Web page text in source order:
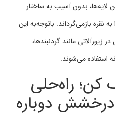
لایه‌ها، بدون آسیب به ساختار
نقره بازمی‌گرداند. باتوجه‌به این
زیورآلاتی مانند گردنبندها،
استفاده می‌شوند.
کن؛ راه‌حلی
دوباره